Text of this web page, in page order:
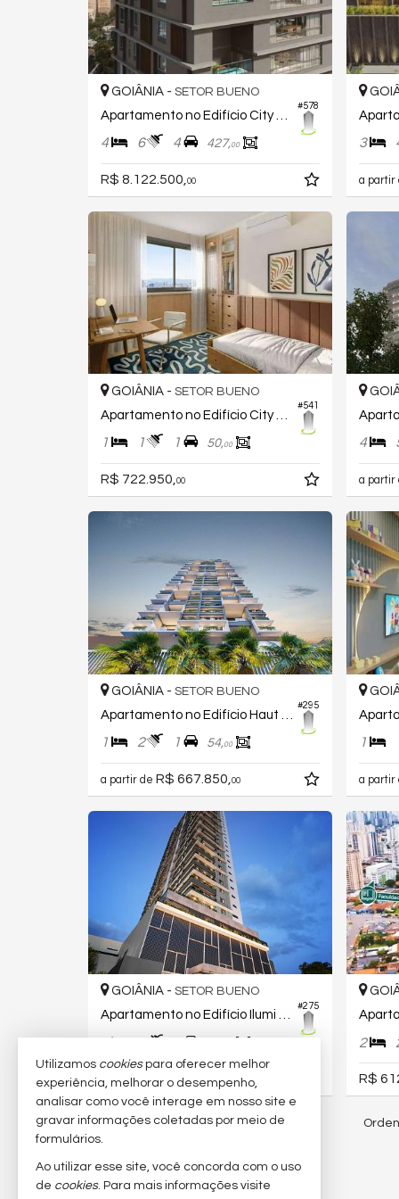
#578
GOIÂNIA - SETOR BUENO
4 6 4 427,00
R$ 8.122.500, 00
3
a partir
#541
GOIÂNIA - SETOR BUENO
1 1 1 50,00
R$ 722.950, 00
4
a partir
#295
GOIÂNIA - SETOR BUENO
1 2 1 54,00
a partir de R$ 667.850,00
1
a partir
#275
GOIÂNIA - SETOR BUENO
Apartamento no Edifício Ilumi Bueno Residências
R$ 620.000, 00
2
R$
72 imóveis encontrados
(nenhuma avaliação)
Utilizamos cookiespara oferecer melhor
experiência, melhorar o desempenho,
analisar como você interage em nosso site e
gravar informações coletadas por meio de
formulários.
Ao utilizar esse site, você concorda com o uso
de cookies. Para mais informações visite